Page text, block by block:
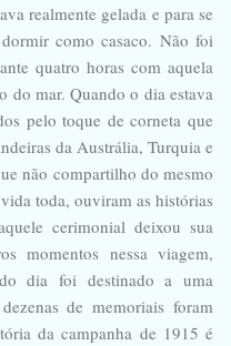
realmente gelada e para se
como casaco. Não foi
quatro horas com aquela
do mar. Quando o dia estava
pelo toque de corneta que
da Austrália, Turquia e
não compartilho do mesmo
toda, ouviram as histórias
cerimonial deixou sua
momentos nessa viagem,
dia foi destinado a uma
de memoriais foram
da campanha de 1915 é